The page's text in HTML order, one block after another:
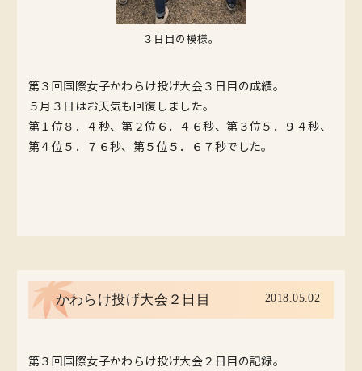
３日目の模様。
第３回国際女子かわらけ投げ大会３日目の成績。
５月３日はお天気も回復しました。
第１位８．４秒、第２位６．４６秒、第３位５．９４秒、
第４位５．７６秒、第５位５．６７秒でした。
かわらけ投げ大会２日目 2018.05.02
第３回国際女子かわらけ投げ大会２日目の記録。